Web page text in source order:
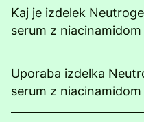
Kaj je izdelek
serum z niacinamidom
Uporaba izdelka
serum z niacinamidom